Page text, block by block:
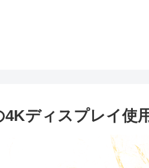
4Kディスプレイ使